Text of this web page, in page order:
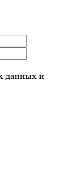
данных и